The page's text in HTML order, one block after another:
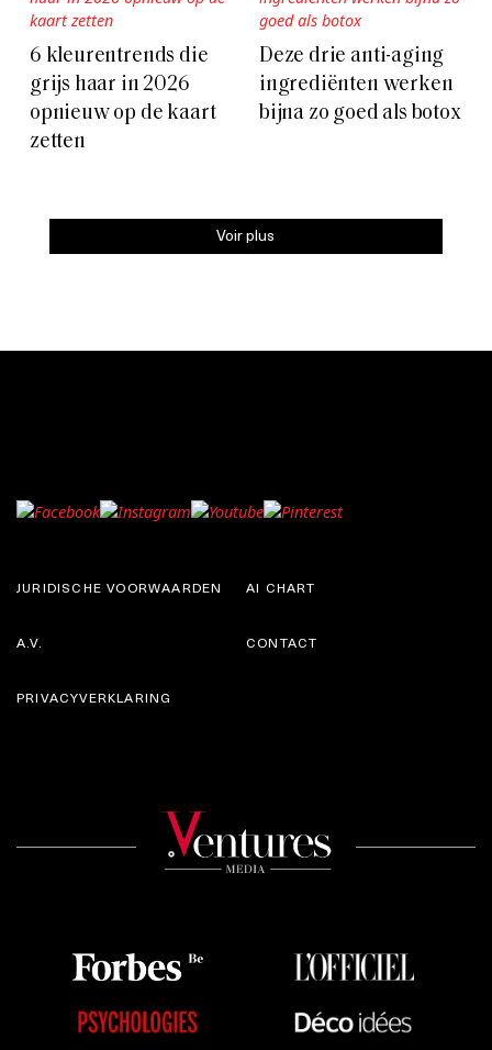
6 kleurentrends die
grijs haar in 2026
opnieuw op de kaart
zetten
Deze drie anti-aging
ingrediënten werken
bijna zo goed als botox
Voir plus
JURIDISCHE VOORWAARDEN
A.V.
AI CHART
CONTACT
PRIVACYVERKLARING